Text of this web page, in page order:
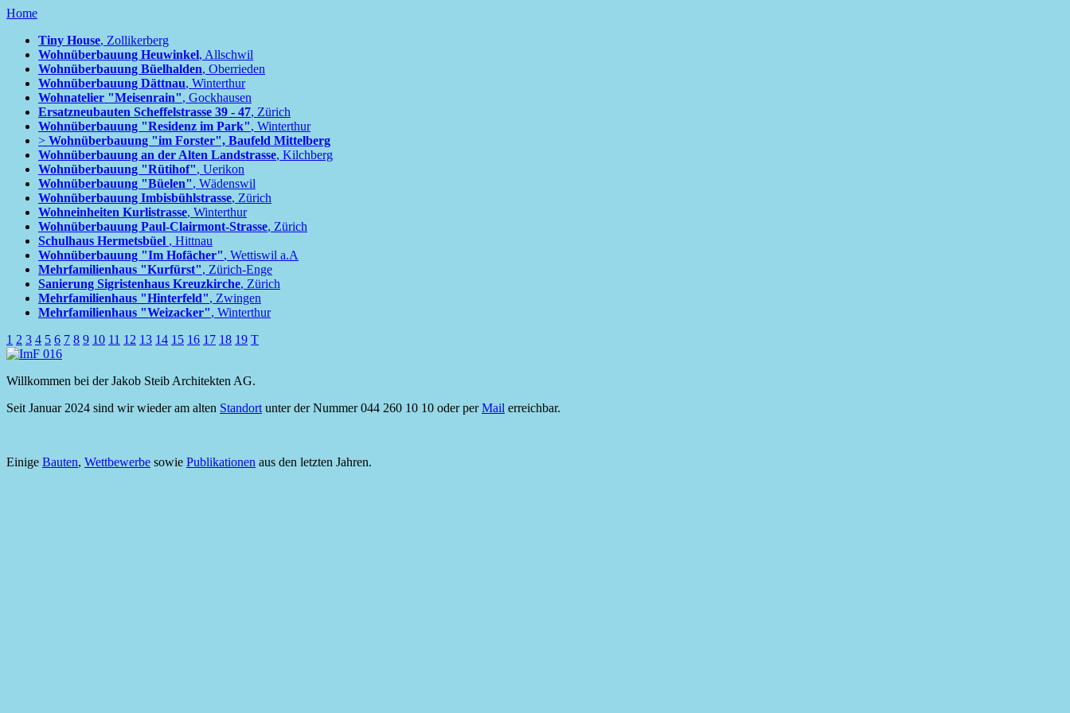
Home
Tiny House, Zollikerberg
Wohnüberbauung Heuwinkel, Allschwil
Wohnüberbauung Büelhalden, Oberrieden
Wohnüberbauung Dättnau, Winterthur
Wohnatelier "Meisenrain", Gockhausen
Ersatzneubauten Scheffelstrasse 39 - 47, Zürich
Wohnüberbauung "Residenz im Park", Winterthur
> Wohnüberbauung "im Forster", Baufeld Mittelberg
Wohnüberbauung an der Alten Landstrasse, Kilchberg
Wohnüberbauung "Rütihof", Uerikon
Wohnüberbauung "Büelen", Wädenswil
Wohnüberbauung Imbisbühlstrasse, Zürich
Wohneinheiten Kurlistrasse, Winterthur
Wohnüberbauung Paul-Clairmont-Strasse, Zürich
Schulhaus Hermetsbüel , Hittnau
Wohnüberbauung "Im Hofächer", Wettiswil a.A
Mehrfamilienhaus "Kurfürst", Zürich-Enge
Sanierung Sigristenhaus Kreuzkirche, Zürich
Mehrfamilienhaus "Hinterfeld", Zwingen
Mehrfamilienhaus "Weizacker", Winterthur
1 2 3 4 5 6 7 8 9 10 11 12 13 14 15 16 17 18 19 T
Willkommen bei der Jakob Steib Architekten AG.
Seit Januar 2024 sind wir wieder am alten Standort unter der Nummer 044 260 10 10 oder perMail erreichbar.
Einige Bauten, Wettbewerbe sowie Publikationen aus den letzten Jahren.